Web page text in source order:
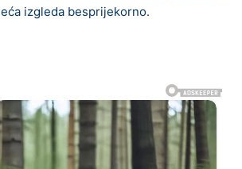
izgleda besprijekorno.